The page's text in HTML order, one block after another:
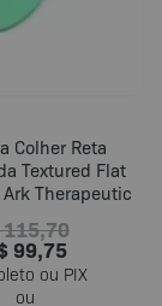
Colher Reta
Textured Flat
Therapeutic
99,75